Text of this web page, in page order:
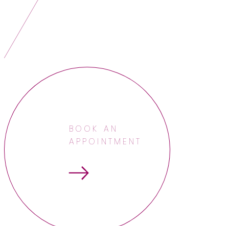
BOOK AN
APPOINTMENT